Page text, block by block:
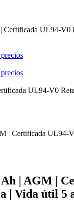
UL94-V0
| AGM |
| Vida útil 5